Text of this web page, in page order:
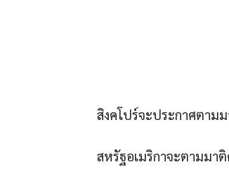
สิงคโปร์จะประกาศตาม
สหรัฐอเมริกาจะตามมา